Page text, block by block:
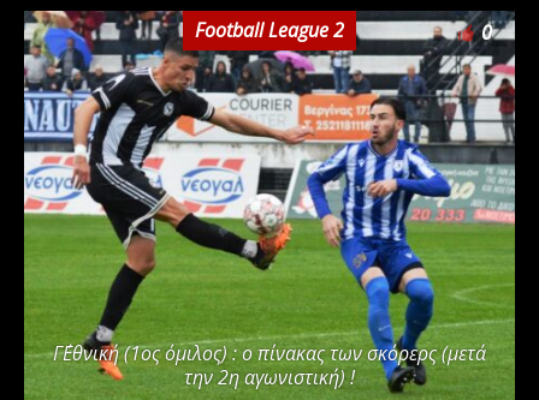
Football League 2 0
Γ΄Εθνική (1ος όμιλος) : ο πίνακας των σκόρερς (μετά
την 2η αγωνιστική) !